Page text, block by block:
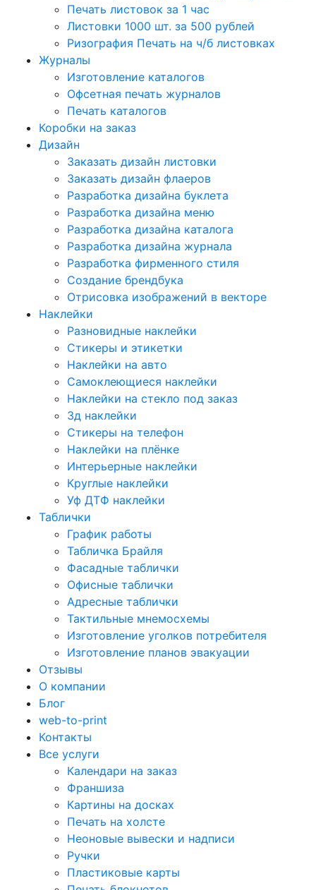
Печать листовок за 1 час
Листовки 1000 шт. за 500 рублей
Ризография Печать на ч/б листовках
Журналы
Изготовление каталогов
Офсетная печать журналов
Печать каталогов
Коробки на заказ
Дизайн
Заказать дизайн листовки
Заказать дизайн флаеров
Разработка дизайна буклета
Разработка дизайна меню
Разработка дизайна каталога
Разработка дизайна журнала
Разработка фирменного стиля
Создание брендбука
Отрисовка изображений в векторе
Наклейки
Разновидные наклейки
Стикеры и этикетки
Наклейки на авто
Самоклеющиеся наклейки
Наклейки на стекло под заказ
3д наклейки
Cтикеры на телефон
Наклейки на плёнке
Интерьерные наклейки
Круглые наклейки
Уф ДТФ наклейки
Таблички
График работы
Табличка Брайля
Фасадные таблички
Офисные таблички
Адресные таблички
Тактильные мнемосхемы
Изготовление уголков потребителя
Изготовление планов эвакуации
Отзывы
О компании
Блог
web-to-print
Контакты
Все услуги
Календари на заказ
Франшиза
Картины на досках
Печать на холсте
Неоновые вывески и надписи
Ручки
Пластиковые карты